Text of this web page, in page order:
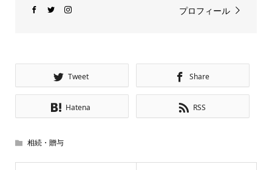
プロフィール
Tweet Share
Hatena RSS
相続・贈与